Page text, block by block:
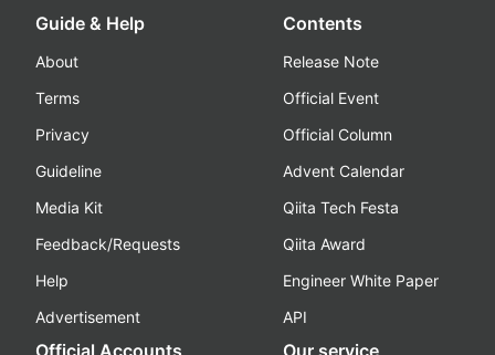
Guide & Help
About
Terms
Privacy
Guideline
Media Kit
Feedback/Requests
Help
Advertisement
Contents
Release Note
Official Event
Official Column
Advent Calendar
Qiita Tech Festa
Qiita Award
Engineer White Paper
API
Official Accounts Our service